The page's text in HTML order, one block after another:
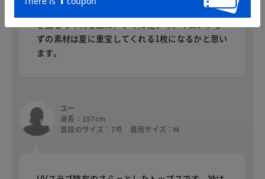
しれません。たっぷりのギャザーが女らしさを引
き出してくれる上に、すぐに乾いてアイロンいら
ずの素材は夏に重宝してくれる1枚になるかと思い
ます。
ユー
身長：157cm
普段のサイズ：7号 着用サイズ：M